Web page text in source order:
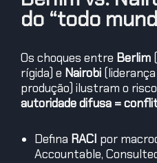
do “todo
Os choques entre Berlim
rígida) e Nairobi
produção) ilustram o
autoridade difusa =
Defina RACI por
Accountable,